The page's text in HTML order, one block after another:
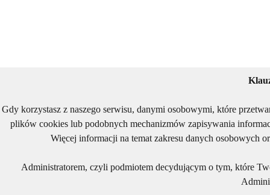
Gdy korzystasz z naszego serwisu, danymi osobowymi, które
plików cookies lub podobnych mechanizmów zapisywania
Więcej informacji na temat zakresu danych osobowych
Administratorem, czyli podmiotem decydującym o tym, które